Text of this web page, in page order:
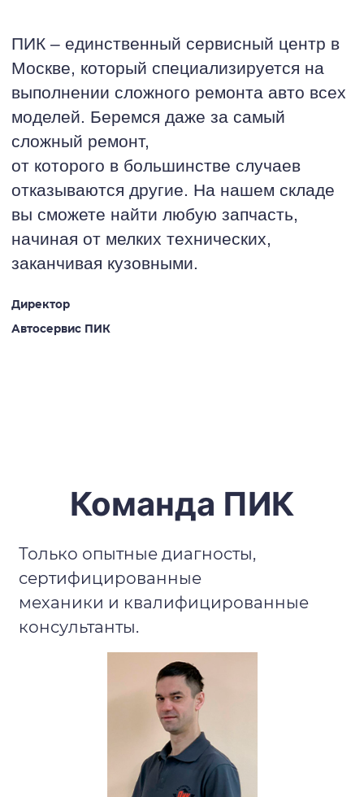
ПИК – единственный сервисный центр в
Москве, который специализируется на
выполнении сложного ремонта авто всех
моделей. Беремся даже за самый
сложный ремонт,
от которого в большинстве случаев
отказываются другие. На нашем складе
вы сможете найти любую запчасть,
начиная от мелких технических,
заканчивая кузовными.
Директор
Автосервис ПИК
Команда ПИК
Только опытные диагносты,
сертифицированные
механики и квалифицированные
консультанты.